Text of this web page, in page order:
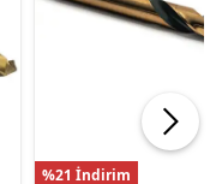
%21 İndirim